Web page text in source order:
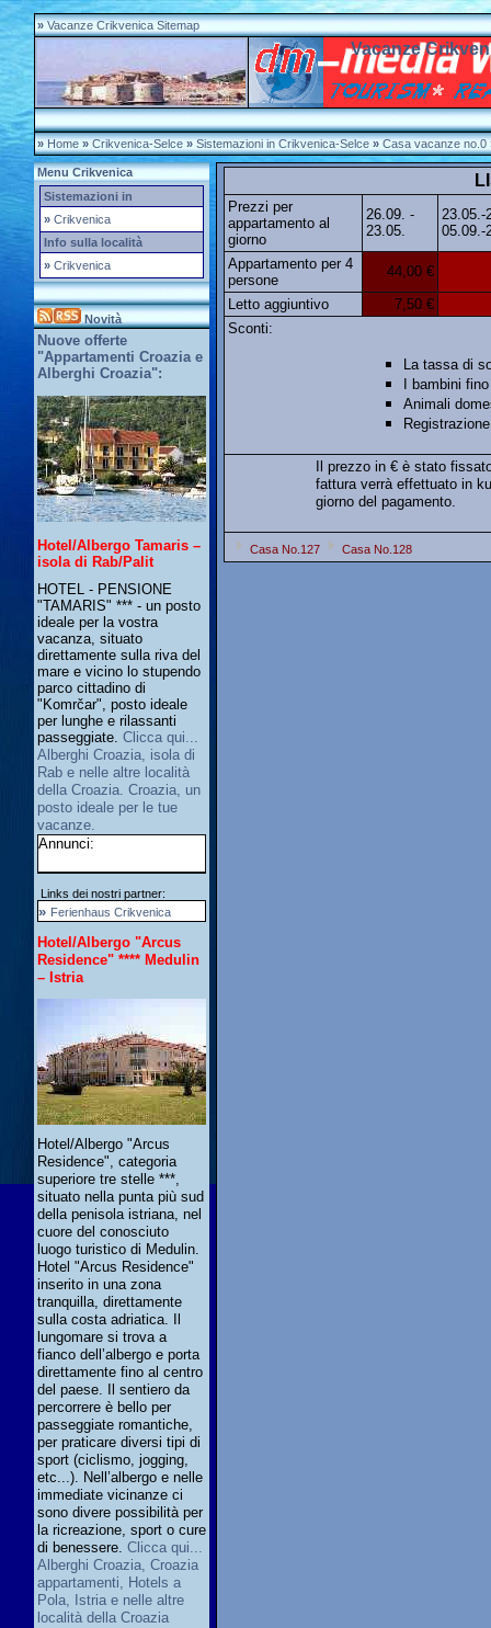
» Vacanze Crikvenica Sitemap
Vacanze
» Home » Crikvenica-Selce » Sistemazioni in Crikvenica-Selce »Casa vacanze no.0
Menu Crikvenica
Sistemazioni in
» Crikvenica
Info sulla località
» Crikvenica
Novità
Nuove offerte
"Appartamenti Croazia e
Alberghi Croazia":
Hotel/Albergo Tamaris –
isola di Rab/Palit
HOTEL - PENSIONE
"TAMARIS" *** - un posto
ideale per la vostra
vacanza, situato
direttamente sulla riva del
mare e vicino lo stupendo
parco cittadino di
"Komrčar", posto ideale
per lunghe e rilassanti
passeggiate. Clicca qui...
Alberghi Croazia, isola di
Rab e nelle altre località
della Croazia. Croazia, un
posto ideale per le tue
vacanze.
Annunci:
Links dei nostri partner:
» Ferienhaus Crikvenica
Hotel/Albergo "Arcus
Residence" **** Medulin
– Istria
Hotel/Albergo "Arcus
Residence", categoria
superiore tre stelle ***,
situato nella punta più sud
della penisola istriana, nel
cuore del conosciuto
luogo turistico di Medulin.
Hotel "Arcus Residence"
inserito in una zona
tranquilla, direttamente
sulla costa adriatica. Il
lungomare si trova a
fianco dell’albergo e porta
direttamente fino al centro
del paese. Il sentiero da
percorrere è bello per
passeggiate romantiche,
per praticare diversi tipi di
sport (ciclismo, jogging,
etc...). Nell’albergo e nelle
immediate vicinanze ci
sono divere possibilità per
la ricreazione, sport o cure
di benessere. Clicca qui...
Alberghi Croazia, Croazia
appartamenti, Hotels a
Pola, Istria e nelle altre
località della Croazia
Prezzi per
appartamento al
giorno
26.09. -
23.05.
05.09.-
Appartamento per 4
persone
44,00 €
Letto aggiuntivo
7,50 €
Sconti:
La tassa di
I bambini
Animali
Il prezzo in € è stato
fattura verrà effettuato in
giorno del pagamento.
Casa No.127 Casa No.128